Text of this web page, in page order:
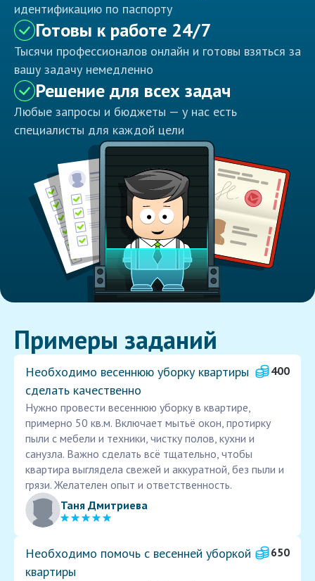
идентификацию по паспорту
Готовы к работе 24/7
Тысячи профессионалов онлайн и готовы взяться за
вашу задачу немедленно
Решение для всех задач
Любые запросы и бюджеты — у нас есть
специалисты для каждой цели
Примеры заданий
Необходимо весеннюю уборку квартиры
сделать качественно
400
Нужно провести весеннюю уборку в квартире,
примерно 50 кв.м. Включает мытьё окон, протирку
пыли с мебели и техники, чистку полов, кухни и
санузла. Важно сделать всё тщательно, чтобы
квартира выглядела свежей и аккуратной, без пыли и
грязи. Желателен опыт и ответственность.
Таня Дмитриева
Необходимо помочь с весенней уборкой
квартиры
650